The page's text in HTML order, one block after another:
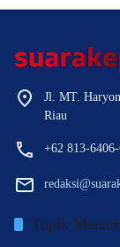
Jl. MT.
Riau
+62 813-
Topik